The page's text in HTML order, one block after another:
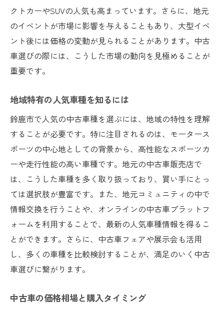
冬の寒さに対応した車選び
夏の暑さを快適に乗り切る車種
四季折々の気候に合わせた車選び
燃費が良い中古車を選ぶ際のチェックポイ
ント
ハイブリッドカーとガソリン車の比較
経済的な走行を実現するための車種
燃費性能を左右する要素を知る
実燃費を確認する方法
エコカー減税を活用した賢い購入方法
サーキットの街鈴鹿市で人気の中古車種はこれ
スポーツカーの中古市場を探る
鈴鹿サーキットでの人気車種ランキング
中古車で体感するモータースポーツの魅力
クトカーやSUVの人気も高まっています。さらに、地元
のイベントが市場に影響を与えることもあり、大型イベ
ント後には価格の変動が見られることがあります。中古
車選びの際には、こうした市場の動向を見極めることが
重要です。
地域特有の人気車種を知るには
鈴鹿市で人気の中古車種を選ぶには、地域の特性を理解
することが必要です。特に注目されるのは、モータース
ポーツの中心地としての背景から、高性能なスポーツカ
ーや走行性能の高い車種です。地元の中古車販売店で
は、こうした車種を多く取り扱っており、買い手にとっ
ては選択肢が豊富です。また、地元コミュニティの中で
情報交換を行うことや、オンラインの中古車プラットフ
ォームを利用することで、最新の人気車種情報を得るこ
とができます。さらに、中古車フェアや展示会も活用
し、多くの車種を比較検討することが、満足のいく中古
車選びに繋がります。
中古車の価格相場と購入タイミング